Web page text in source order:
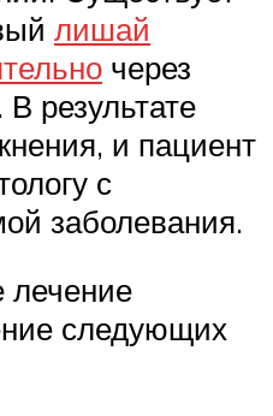
лишай
через
результате
и пациент
с
заболевания.
лечение
следующих